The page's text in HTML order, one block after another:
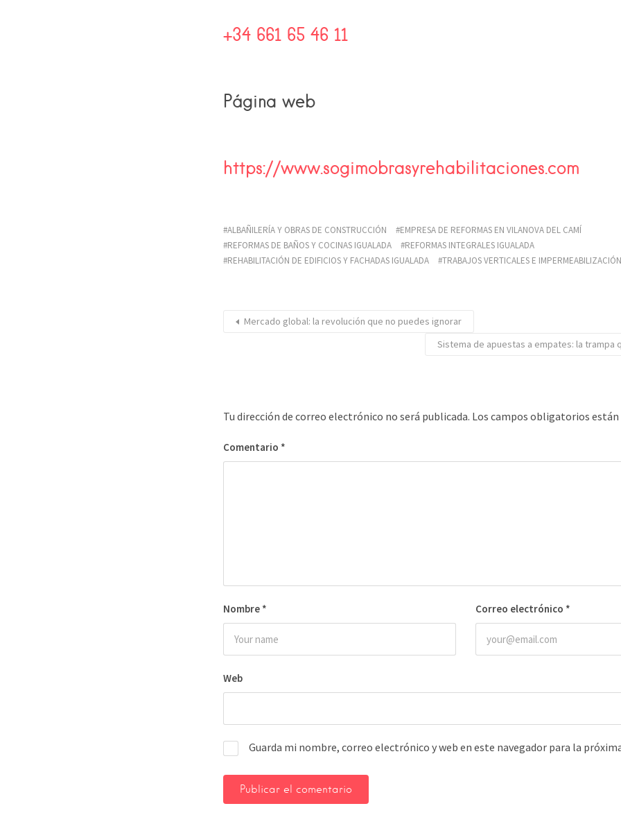
+34 661 65 46 11
Página web
https://www.sogimobrasyrehabilitaciones.com
ALBAÑILERÍA Y OBRAS DE CONSTRUCCIÓN
EMPRESA DE REFORMAS EN VILANOVA DEL CAMÍ
REFORMAS DE BAÑOS Y COCINAS IGUALADA
REFORMAS INTEGRALES IGUALADA
REHABILITACIÓN DE EDIFICIOS Y FACHADAS IGUALADA
TRABAJOS VERTICALES E
Mercado global: la revolución que no puedes ignorar
Sistema de apuestas a empates: la trampa
Tu dirección de correo electrónico no será publicada. Los campos obligatorios están
Comentario *
Nombre * Correo electrónico *
Web
Guarda mi nombre, correo electrónico y web en este navegador para la